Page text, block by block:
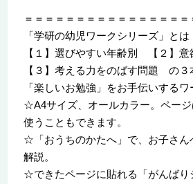
＝＝＝＝＝＝＝＝＝＝＝＝＝＝＝＝
「学研の幼児ワークシリーズ」とは
【１】選びやすい年齢別 【２】
【３】考える力をのばす問題 の３
「楽しいお勉強」をお手伝いするワ
☆A4サイズ、オールカラー。ペー
使うこともできます。
☆「おうちのかたへ」で、お子さん
解説。
☆できたページに貼れる「がんばり